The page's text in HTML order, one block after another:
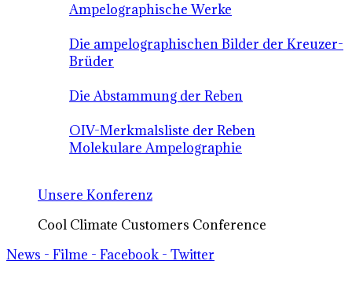
Ampelographische Werke
Die ampelographischen Bilder der Kreuzer-
Brüder
Die Abstammung der Reben
OIV-Merkmalsliste der Reben
Molekulare Ampelographie
Unsere Konferenz
Cool Climate Customers Conference
News - Filme - Facebook - Twitter